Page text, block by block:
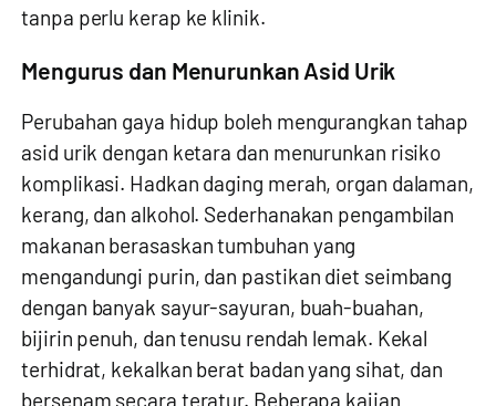
tanpa perlu kerap ke klinik.
Mengurus dan Menurunkan Asid Urik
Perubahan gaya hidup boleh mengurangkan tahap
asid urik dengan ketara dan menurunkan risiko
komplikasi. Hadkan daging merah, organ dalaman,
kerang, dan alkohol. Sederhanakan pengambilan
makanan berasaskan tumbuhan yang
mengandungi purin, dan pastikan diet seimbang
dengan banyak sayur-sayuran, buah-buahan,
bijirin penuh, dan tenusu rendah lemak. Kekal
terhidrat, kekalkan berat badan yang sihat, dan
bersenam secara teratur. Beberapa kajian